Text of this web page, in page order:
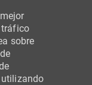
tráfico
sobre